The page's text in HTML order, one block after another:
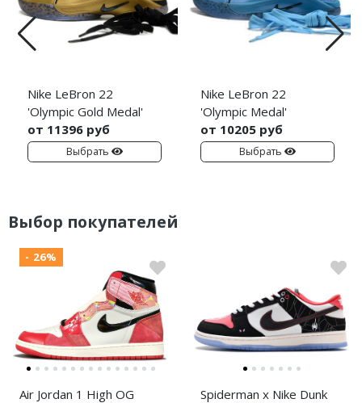
Nike LeBron 22
'Olympic Gold Medal'
от 11396 руб
Выбрать
Nike LeBron 22
'Olympic Medal'
от 10205 руб
Выбрать
Выбор покупателей
- 26%
Air Jordan 1 High OG Spiderman x Nike Dunk